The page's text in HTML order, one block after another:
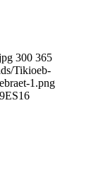
300 365
Tikioeb-
1.png
ES16